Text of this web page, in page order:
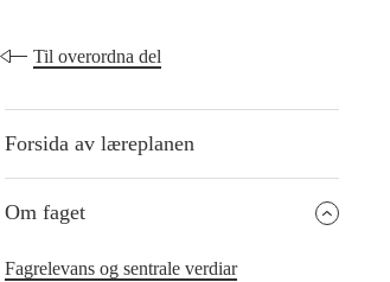
Til overordna del
Forsida av læreplanen
Om faget
Fagrelevans og sentrale verdiar